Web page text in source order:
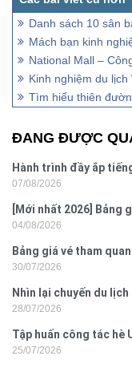
Danh sách 10 sân
Mách bạn kinh nghiệm
National Mall – Công viên
Kinh nghiệm du
Tìm hiểu thiên đường
ĐANG ĐƯỢC
Hành trình đầy ắp
07/08/2026
[Mới nhất 2026] Bảng
04/08/2026
Bảng giá vé tham
2026
30/07/2026
Nhìn lại chuyến du
Hưng 2026
28/07/2026
Tập huấn công tác hè
Đồ Sơn
25/07/2026